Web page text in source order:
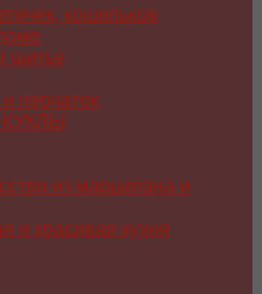
кошельков
шитье
перчаток
из марципана и
и красивая кухня